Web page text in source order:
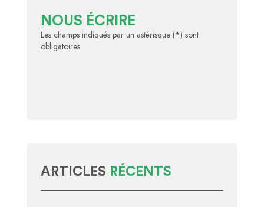
NOUS ÉCRIRE
Les champs indiqués par un astérisque (*) sont
obligatoires
ARTICLES RÉCENTS